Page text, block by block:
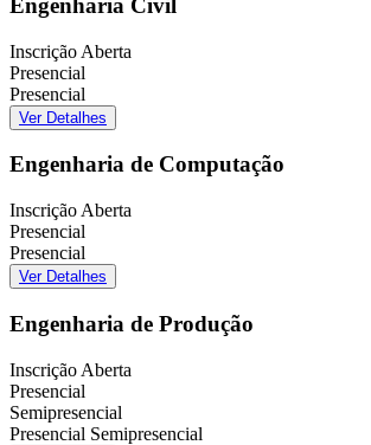
Engenharia Civil
Inscrição Aberta
Presencial
Presencial
Ver Detalhes
Engenharia de Computação
Inscrição Aberta
Presencial
Presencial
Ver Detalhes
Engenharia de Produção
Inscrição Aberta
Presencial
Semipresencial
Presencial Semipresencial